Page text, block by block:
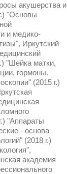
акушерства и
"Основы
и медико-
Иркутский
"Шейка матки,
гормоны.
(2015 г.)
"Аппараты
- основа
(2018 г.)
академия